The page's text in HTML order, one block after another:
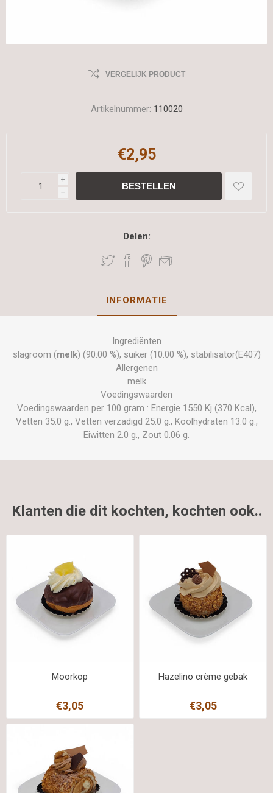
VERGELIJK PRODUCT
Artikelnummer: 110020
€2,95
i
h
Delen:
INFORMATIE
Ingrediënten
slagroom (melk) (90.00 %), suiker (10.00 %), stabilisator(E407)
Allergenen
melk
Voedingswaarden
Voedingswaarden per 100 gram : Energie 1550 Kj (370 Kcal),
Vetten 35.0 g., Vetten verzadigd 25.0 g., Koolhydraten 13.0 g.,
Eiwitten 2.0 g., Zout 0.06 g.
Klanten die dit kochten, kochten ook..
Moorkop
€3,05
Hazelino crème gebak
€3,05